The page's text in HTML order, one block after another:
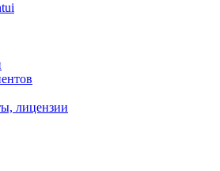
лицензии